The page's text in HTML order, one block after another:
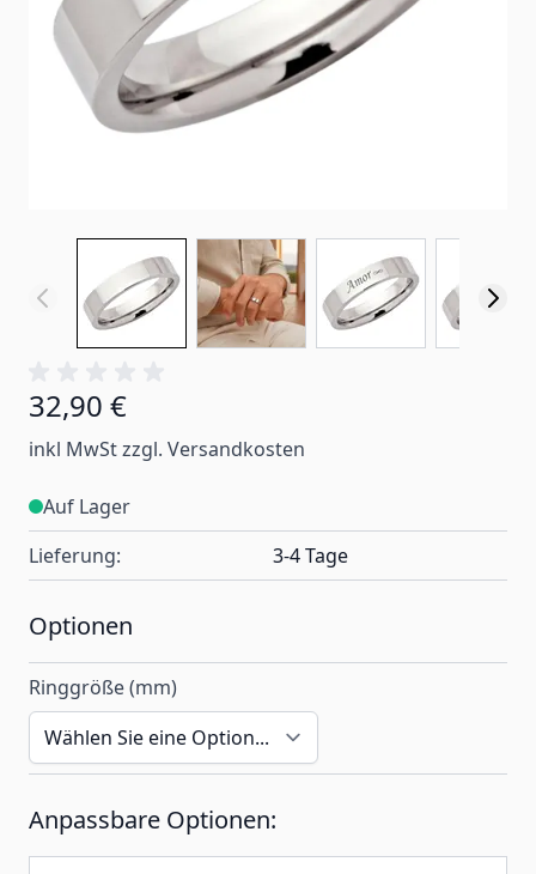
Ab:
32,90 €
inkl MwSt zzgl. Versandkosten
Auf Lager
Lieferung:
3-4 Tage
Optionen
Ringgröße (mm)
Anpassbare Optionen: